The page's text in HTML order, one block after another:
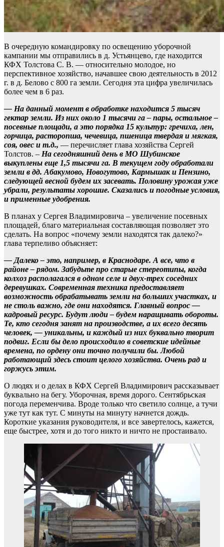
В очередную командировку по освещению уборочной
кампании мы отправились в д. Устьянцево, где находится
КФХ Толстова С. В. — относительно молодое, но
перспективное хозяйство, начавшее свою деятельность в 2012
г. в д. Белово с 800 га земли. Сегодня эта цифра увеличилась
более чем в 6 раз.
— На данный момент в обработке находится 5 тысяч
гектар земли. Из них около 1 тысячи га – пары, остальное –
посевные площади, а это порядка 15 культур: гречиха, лен,
горчица, расторопша, чечевица, пшеница твердая и мягкая,
соя, овес и т.д., — перечисляет глава хозяйства Сергей
Толстов. – На сегодняшний день в МО Шубинское
выкуплены еще 1,5 тысячи га. В текущем году обработали
земли в дд. Абакумово, Новогутово, Кармышак и Пензино,
следующей весной будем их засевать. Половину урожая уже
убрали, результаты хорошие. Сказались и погодные условия,
и применные удобрения.
В планах у Сергея Владимировича – увеличение посевных
площадей, благо материальная составляющая позволяет это
сделать. На вопрос «почему земли находятся так далеко?»
глава терпеливо объясняет:
— Далеко – это, например, в Краснодаре. А все, что в
районе – рядом. Забудьте про старые стереотипы, когда
колхоз располагался в одном селе и двух-трех соседних
деревушках. Современная техника предоставляет
возможность обрабатывать земли на больших участках, и
не столь важно, где они находятся. Главный вопрос —
кадровый ресурс. Будут люди – будем наращивать обороты.
Те, кто сегодня занят на производстве, а их всего десять
человек, — уникальны, и каждый из них буквально творит
подвиг. Если бы дело происходило в советские идейные
времена, по ордену они точно получили бы. Любой
работающий здесь стоит целого хозяйства. Очень рад и
горжусь этим.
О людях и о делах в КФХ Сергей Владимирович рассказывает
буквально на бегу. Уборочная, время дорого. Сентябрьская
погода переменчива. Вроде только что светило солнце, а тучи
уже тут как тут. С минуты на минуту начнется дождь.
Короткие указания руководителя, и все завертелось, кажется,
еще быстрее, хотя и до того никто и ничто не простаивало.